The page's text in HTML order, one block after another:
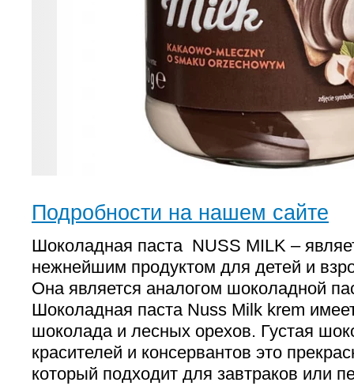
Подробности на нашем сайте
Шоколадная паста NUSS MILK –
нежнейшим продуктом для детей и
Она является аналогом шоколадной
Шоколадная паста Nuss Milk krem
шоколада и лесных орехов. Густая
красителей и консервантов это
который подходит для завтраков или